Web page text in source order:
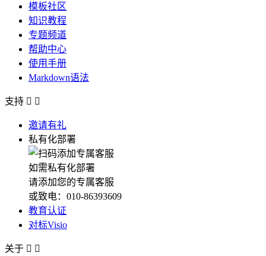
模板社区
知识教程
专题频道
帮助中心
使用手册
Markdown语法
支持  
邀请有礼
私有化部署
如需私有化部署
请添加您的专属客服
或致电：010-86393609
教育认证
对标Visio
关于  